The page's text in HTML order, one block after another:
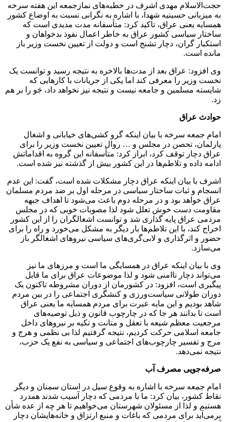
حجت‌الاسلام مهدی اشرف در خطبه‌های نمازجمعه این هفته سرخه
به میزبانی حسینیه شهدا، با اشاره به نگرانی نسبت به اوضاع کشور
همسایه یعنی عراق، تاکید کرد: متأسفانه مدت مدیدی است که
ساختار سیاسی کشور عراق به خاطر اعمال نفوذ بدخواهان و
استکبار گران، دچار تشنج است و دولت از تعیین نخست وزیر باز
مانده است.
وی افزود: عراق بعد از مدت‌ها بالاخره به نتیجه رسید و توانست یک
نخست وزیر را معرفی کند اما یکی از جریانات با کارهایی که
شایسته مسلمین و جامعه نیست و نتیجه نیز نخواهد داد، جَو را بر هم
زد.
حوادث عراق
امام جمعه سرخه با بیان اینکه گرو کشی‌های خیابانی و اشغال
پارلمان، تحصن در مجلس و … روال تعیین نخست وزیر را برای
عراق دچار توقف کرد، ابراز کرد: متأسفانه این گروه به اقداماتش
ادامه داده و تلاطم‌ها در این کشور بیش از گذشته نیز شده است.
اشرف با بیان اینکه عراق دچار مشکلات شده است، گفت: این عدم
انسجام و ثبات ساختار سیاسی در مرحله اول بر ضد مردم مسلمان
عراق خواهد بود و در مرحله دوم باعث می‌شود تا اهداف جبهه
مقاومت دست خوش تعلل شود لذا مصوبات خوبی که در مجلس
مردمی عراق پایه گذاری شد و توانست اشغالگران را از این کشور
اخراج کند، با این تلاطم‌ها بار دیگر به مشکل می‌خورد و راه را برای
حضور و اثرگذاری و لابی‌گری‌های سیاسی نیروهای اشغالگر باز
می‌سازد.
وی با بیان اینکه عراق در همسایگی ما است و مرزهای ما نیز
می‌تواند دچار ناامنی شود و لذا موضوعات عراق برای ما قابل
پیگیری است، افزود: در کشورمان از دوران مشروطه تاکنون یک
دوران طولانی سیاست‌ورزی و کنشگری اجتماعی را در بین مردم
شاهد بودیم و این مایه عبرت برای مردم همسایه ما یعنی عراق
است تا بدانند هر جا که در چارچوب قانون و ذیل توصیه‌های
مرجعیت معظم شیعه با تعقل و متانت و تکیه بر نیروهای داخل
جامعه اسلامی حرکت کردیم، نتیجه گرفتیم لذا بی نظمی و هرج و
مرج و تفسیر چارچوب‌های اجتماعی و سیاسی به نفع یک حزب،
نتیجه نمی‌دهد.
صرفه‌جویی مصرف آب
امام جمعه سرخه با اشاره به وقوع سیل در استان سمنان و دیگر
نقاط کشور، بیان کرد: ما با مردمی که دچار آسیب شدند همدرد
هستیم و لذا از مسئولان شهرستان می‌خواهیم تا هر چه از عده شأن
برمی‌آید برای مردمی که باغات و منبع ارتزاق و خانه‌هایشان دچار